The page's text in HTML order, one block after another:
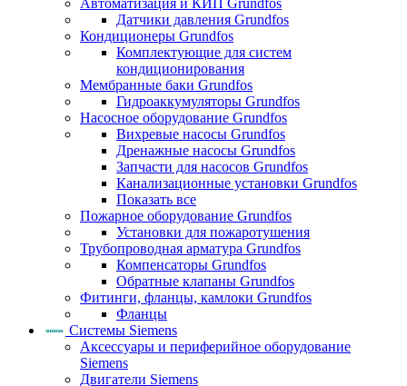
Автоматизация и КИП Grundfos
Датчики давления Grundfos
Кондиционеры Grundfos
Комплектующие для систем
кондиционирования
Мембранные баки Grundfos
Гидроаккумуляторы Grundfos
Насосное оборудование Grundfos
Вихревые насосы Grundfos
Дренажные насосы Grundfos
Запчасти для насосов Grundfos
Канализационные установки Grundfos
Показать все
Пожарное оборудование Grundfos
Установки для пожаротушения
Трубопроводная арматура Grundfos
Компенсаторы Grundfos
Обратные клапаны Grundfos
Фитинги, фланцы, камлоки Grundfos
Фланцы
Системы Siemens
Аксессуары и периферийное оборудование
Siemens
Двигатели Siemens